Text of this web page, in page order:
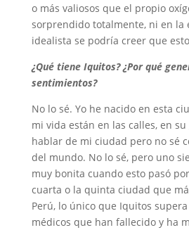
o más valiosos que el propio
sorprendido totalmente, ni en la
idealista se podría creer que
¿Qué tiene Iquitos? ¿Por qué
sentimientos?
No lo sé. Yo he nacido en esta
mi vida están en las calles, en
hablar de mi ciudad pero no sé
del mundo. No lo sé, pero uno
muy bonita cuando esto pasó
cuarta o la quinta ciudad que
Perú, lo único que Iquitos
médicos que han fallecido y ha